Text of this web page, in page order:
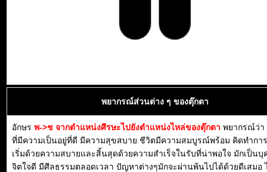
พยากรณ์ส่วนต่าง ๆ ของตุ๊กตา
อักษร พ->ช จากตำแหน่งศีรษะไปยังตำแหน่งไหล่ของตุ๊กตา พยากรณ์ว่า
ที่มีความเป็นอยู่ที่ดี มีความสุขสบาย ชีวิตมีความสมบูรณ์พร้อม คิดทำกา
เริ่มด้วยความสบายและสิ้นสุดด้วยความสำเร็จในรับที่น่าพอใจ มักเป็น
จิตใจดี มีศีลธรรมตลอดเวลา ปัญหาต่างๆมักจะผ่านพ้นไปได้ด้วยดีเสมอ